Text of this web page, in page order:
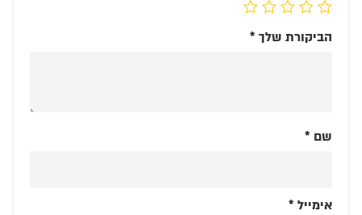
הביקורת שלך *
שם *
אימייל *